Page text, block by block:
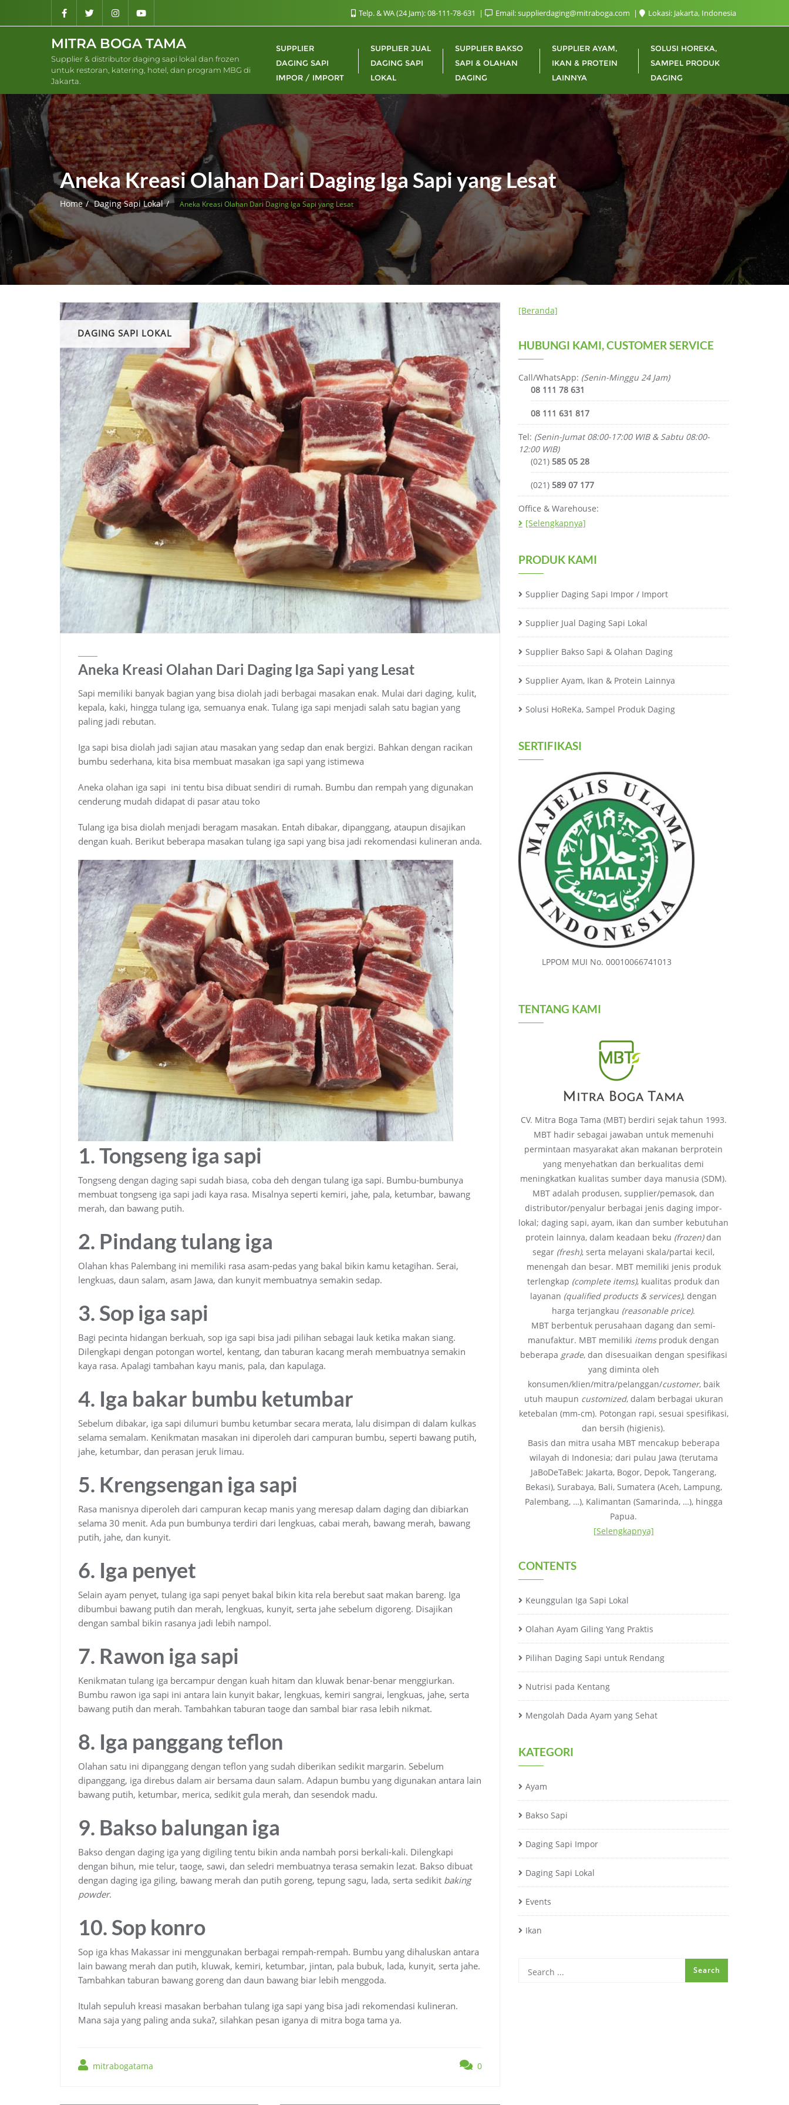
Telp. & WA (24 Jam): 08-111-78-631 Email: supplierdaging@mitraboga.com Lokasi: Jakarta, Indonesia
MITRA BOGA TAMA
Supplier & distributor daging sapi lokal dan frozen
untuk restoran, katering, hotel, dan program MBG di
Jakarta.
SUPPLIER
DAGING SAPI
IMPOR / IMPORT
SUPPLIER JUAL
DAGING SAPI
LOKAL
SUPPLIER BAKSO
SAPI & OLAHAN
DAGING
SUPPLIER AYAM,
IKAN & PROTEIN
LAINNYA
SOLUSI HOREKA,
SAMPEL PRODUK
DAGING
Aneka Kreasi Olahan Dari Daging Iga Sapi yang Lesat
Home Daging Sapi Lokal Aneka Kreasi Olahan Dari Daging Iga Sapi yang Lesat
DAGING SAPI LOKAL
Aneka Kreasi Olahan Dari Daging Iga Sapi yang Lesat
Sapi memiliki banyak bagian yang bisa diolah jadi berbagai masakan enak. Mulai dari daging, kulit,
kepala, kaki, hingga tulang iga, semuanya enak. Tulang iga sapi menjadi salah satu bagian yang
paling jadi rebutan.
Iga sapi bisa diolah jadi sajian atau masakan yang sedap dan enak bergizi. Bahkan dengan racikan
bumbu sederhana, kita bisa membuat masakan iga sapi yang istimewa
Aneka olahan iga sapi ini tentu bisa dibuat sendiri di rumah. Bumbu dan rempah yang digunakan
cenderung mudah didapat di pasar atau toko
Tulang iga bisa diolah menjadi beragam masakan. Entah dibakar, dipanggang, ataupun disajikan
dengan kuah. Berikut beberapa masakan tulang iga sapi yang bisa jadi rekomendasi kulineran anda.
1. Tongseng iga sapi
Tongseng dengan daging sapi sudah biasa, coba deh dengan tulang iga sapi. Bumbu-bumbunya
membuat tongseng iga sapi jadi kaya rasa. Misalnya seperti kemiri, jahe, pala, ketumbar, bawang
merah, dan bawang putih.
2. Pindang tulang iga
Olahan khas Palembang ini memiliki rasa asam-pedas yang bakal bikin kamu ketagihan. Serai,
lengkuas, daun salam, asam Jawa, dan kunyit membuatnya semakin sedap.
3. Sop iga sapi
Bagi pecinta hidangan berkuah, sop iga sapi bisa jadi pilihan sebagai lauk ketika makan siang.
Dilengkapi dengan potongan wortel, kentang, dan taburan kacang merah membuatnya semakin
kaya rasa. Apalagi tambahan kayu manis, pala, dan kapulaga.
4. Iga bakar bumbu ketumbar
Sebelum dibakar, iga sapi dilumuri bumbu ketumbar secara merata, lalu disimpan di dalam kulkas
selama semalam. Kenikmatan masakan ini diperoleh dari campuran bumbu, seperti bawang putih,
jahe, ketumbar, dan perasan jeruk limau.
5. Krengsengan iga sapi
Rasa manisnya diperoleh dari campuran kecap manis yang meresap dalam daging dan dibiarkan
selama 30 menit. Ada pun bumbunya terdiri dari lengkuas, cabai merah, bawang merah, bawang
putih, jahe, dan kunyit.
6. Iga penyet
Selain ayam penyet, tulang iga sapi penyet bakal bikin kita rela berebut saat makan bareng. Iga
dibumbui bawang putih dan merah, lengkuas, kunyit, serta jahe sebelum digoreng. Disajikan
dengan sambal bikin rasanya jadi lebih nampol.
7. Rawon iga sapi
Kenikmatan tulang iga bercampur dengan kuah hitam dan kluwak benar-benar menggiurkan.
Bumbu rawon iga sapi ini antara lain kunyit bakar, lengkuas, kemiri sangrai, lengkuas, jahe, serta
bawang putih dan merah. Tambahkan taburan taoge dan sambal biar rasa lebih nikmat.
8. Iga panggang teflon
Olahan satu ini dipanggang dengan teflon yang sudah diberikan sedikit margarin. Sebelum
dipanggang, iga direbus dalam air bersama daun salam. Adapun bumbu yang digunakan antara lain
bawang putih, ketumbar, merica, sedikit gula merah, dan sesendok madu.
9. Bakso balungan iga
Bakso dengan daging iga yang digiling tentu bikin anda nambah porsi berkali-kali. Dilengkapi
dengan bihun, mie telur, taoge, sawi, dan seledri membuatnya terasa semakin lezat. Bakso dibuat
dengan daging iga giling, bawang merah dan putih goreng, tepung sagu, lada, serta sedikit baking
powder.
10. Sop konro
Sop iga khas Makassar ini menggunakan berbagai rempah-rempah. Bumbu yang dihaluskan antara
lain bawang merah dan putih, kluwak, kemiri, ketumbar, jintan, pala bubuk, lada, kunyit, serta jahe.
Tambahkan taburan bawang goreng dan daun bawang biar lebih menggoda.
Itulah sepuluh kreasi masakan berbahan tulang iga sapi yang bisa jadi rekomendasi kulineran.
Mana saja yang paling anda suka?, silahkan pesan iganya di mitra boga tama ya.
mitrabogatama 0
[Beranda]
HUBUNGI KAMI, CUSTOMER SERVICE
Call/WhatsApp: (Senin-Minggu 24 Jam)
08 111 78 631
08 111 631 817
Tel: (Senin-Jumat 08:00-17:00 WIB & Sabtu 08:00-
12:00 WIB)
(021) 585 05 28
(021) 589 07 177
Office & Warehouse:
[Selengkapnya]
PRODUK KAMI
Supplier Daging Sapi Impor / Import
Supplier Jual Daging Sapi Lokal
Supplier Bakso Sapi & Olahan Daging
Supplier Ayam, Ikan & Protein Lainnya
Solusi HoReKa, Sampel Produk Daging
SERTIFIKASI
LPPOM MUI No. 00010066741013
TENTANG KAMI
CV. Mitra Boga Tama (MBT) berdiri sejak tahun 1993.
MBT hadir sebagai jawaban untuk memenuhi
permintaan masyarakat akan makanan berprotein
yang menyehatkan dan berkualitas demi
meningkatkan kualitas sumber daya manusia (SDM).
MBT adalah produsen, supplier/pemasok, dan
distributor/penyalur berbagai jenis daging impor-
lokal; daging sapi, ayam, ikan dan sumber kebutuhan
protein lainnya, dalam keadaan beku (frozen)dan
segar (fresh), serta melayani skala/partai kecil,
menengah dan besar. MBT memiliki jenis produk
terlengkap (complete items), kualitas produk dan
layanan (qualified products & services), dengan
harga terjangkau (reasonable price).
MBT berbentuk perusahaan dagang dan semi-
manufaktur. MBT memiliki itemsproduk dengan
beberapa grade, dan disesuaikan dengan spesifikasi
yang diminta oleh
konsumen/klien/mitra/pelanggan/customer, baik
utuh maupun customized, dalam berbagai ukuran
ketebalan (mm-cm). Potongan rapi, sesuai spesifikasi,
dan bersih (higienis).
Basis dan mitra usaha MBT mencakup beberapa
wilayah di Indonesia; dari pulau Jawa (terutama
JaBoDeTaBek: Jakarta, Bogor, Depok, Tangerang,
Bekasi), Surabaya, Bali, Sumatera (Aceh, Lampung,
Palembang, …), Kalimantan (Samarinda, …), hingga
Papua.
[Selengkapnya]
CONTENTS
Keunggulan Iga Sapi Lokal
Olahan Ayam Giling Yang Praktis
Pilihan Daging Sapi untuk Rendang
Nutrisi pada Kentang
Mengolah Dada Ayam yang Sehat
KATEGORI
Ayam
Bakso Sapi
Daging Sapi Impor
Daging Sapi Lokal
Events
Ikan